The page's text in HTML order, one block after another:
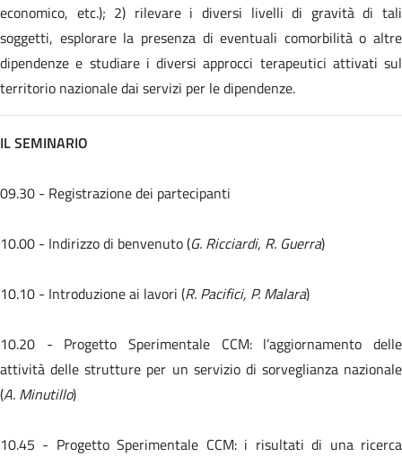
economico, etc.); 2) rilevare i diversi livelli di gravità di tali
soggetti, esplorare la presenza di eventuali comorbilità o altre
dipendenze e studiare i diversi approcci terapeutici attivati sul
territorio nazionale dai servizi per le dipendenze.
IL SEMINARIO
09.30 - Registrazione dei partecipanti
10.00 - Indirizzo di benvenuto (G. Ricciardi, R. Guerra)
10.10 - Introduzione ai lavori (R. Pacifici, P. Malara)
10.20 - Progetto Sperimentale CCM: l’aggiornamento delle
attività delle strutture per un servizio di sorveglianza nazionale
(A. Minutillo)
10.45 - Progetto Sperimentale CCM: i risultati di una ricerca